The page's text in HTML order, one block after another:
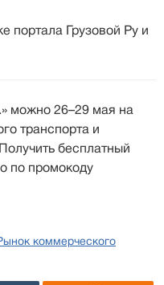
портала Грузовой Ру и
можно 26–29 мая на
транспорта и
бесплатный
по промокоду
коммерческого